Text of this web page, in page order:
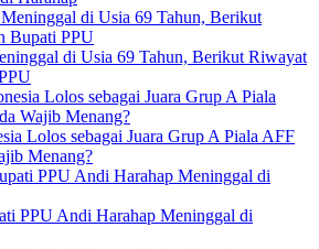
di Usia 69 Tahun, Berikut Riwayat
Lolos sebagai Juara Grup A Piala AFF
Menang?
PPU Andi Harahap Meninggal di